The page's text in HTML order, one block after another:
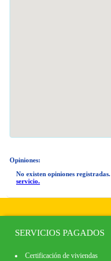
Opiniones:
No existen opiniones registradas.
servicio.
SERVICIOS PAGADOS
Certificación de viviendas